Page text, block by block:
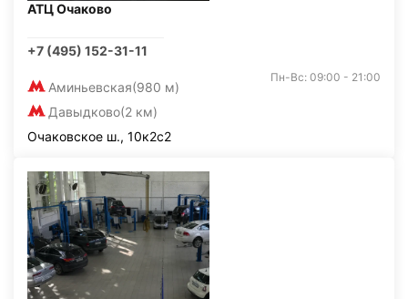
АТЦ Очаково
+7 (495) 152-31-11
Аминьевская(980 м)
Давыдково(2 км)
Пн-Вс: 09:00 - 21:00
Очаковское ш., 10к2с2